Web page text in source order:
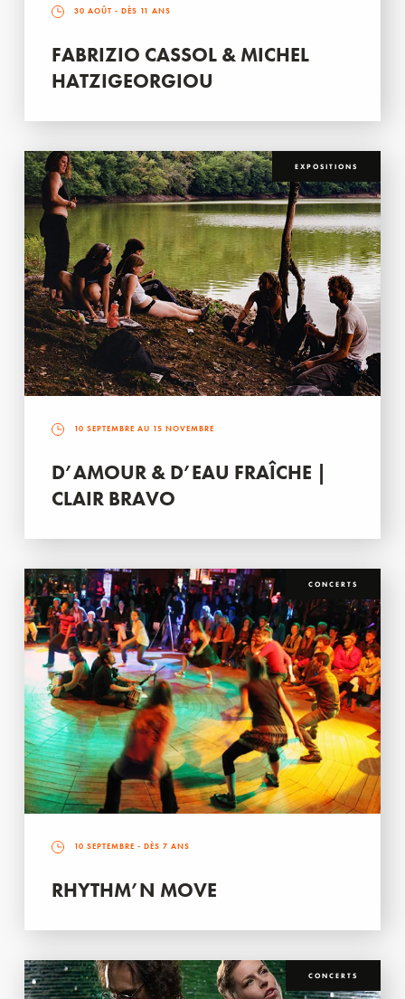
30 AOÛT - DÈS 11 ANS
FABRIZIO CASSOL & MICHEL
HATZIGEORGIOU
EXPOSITIONS
10 SEPTEMBRE AU 15 NOVEMBRE
D’AMOUR & D’EAU FRAÎCHE |
CLAIR BRAVO
CONCERTS
10 SEPTEMBRE - DÈS 7 ANS
RHYTHM’N MOVE
CONCERTS